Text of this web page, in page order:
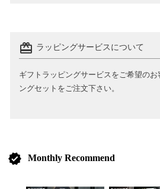
card_giftcard ラッピングサービスについて
ギフトラッピングサービスをご希望の
ングセットをご注文下さい。
verified Monthly Recommend